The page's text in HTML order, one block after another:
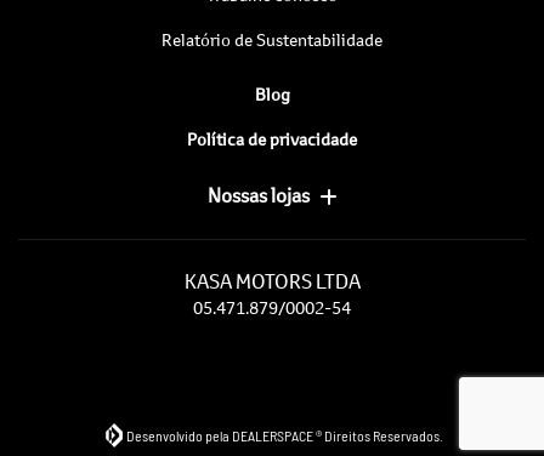
Relatório de Sustentabilidade
Blog
Política de privacidade
Nossas lojas
KASA MOTORS LTDA
05.471.879/0002-54
Desenvolvido pela DEALERSPACE ® Direitos Reservados.